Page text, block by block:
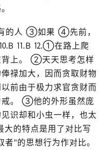
人 ③如果 ④先前，
⒑B ⒒B ⒓①在路上爬
背上。 ②天天思考怎样
禄加大，因而贪取财物
前由于极力求官贪财而
戒。 ③他的外形虽然庞
识却和小虫一样，也太
的特点是用了对比写
"的思想行为作对比。